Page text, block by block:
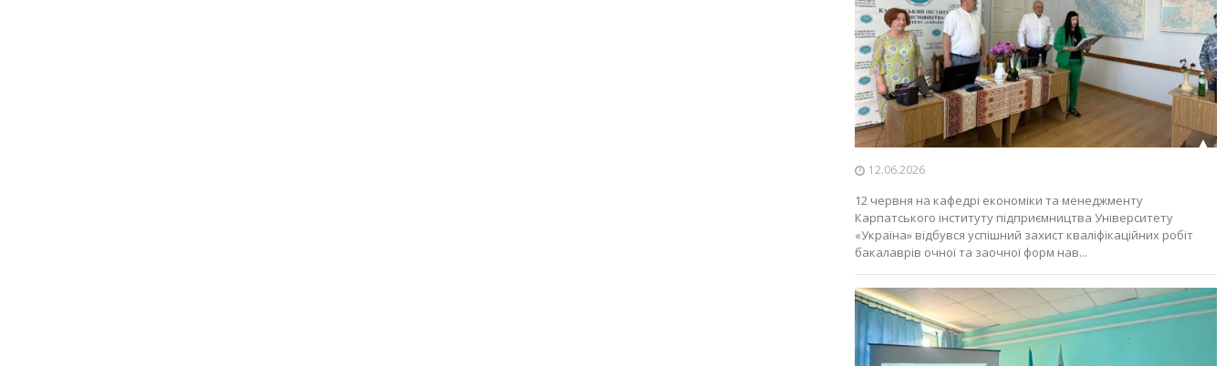
12.06.2026
12 червня на кафедрі економіки та менеджменту
Карпатського інституту підприємництва Університету
«Україна» відбувся успішний захист кваліфікаційних робіт
бакалаврів очної та заочної форм нав...